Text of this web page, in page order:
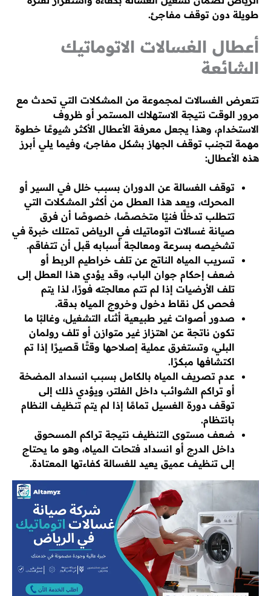
طويلة دون توقف مفاجئ.
أعطال الغسالات الاتوماتيك
الشائعة
تتعرض الغسالات لمجموعة من المشكلات التي تحدث مع
مرور الوقت نتيجة الاستهلاك المستمر أو ظروف
الاستخدام، وهذا يجعل معرفة الأعطال الأكثر شيوعًا خطوة
مهمة لتجنب توقف الجهاز بشكل مفاجئ، وفيما يلي أبرز
هذه الأعطال:
توقف الغسالة عن الدوران بسبب خلل في السير أو
المحرك، ويعد هذا العطل من أكثر المشكلات التي
تتطلب تدخلًا فنيًا متخصصًا، خصوصًا أن فرق
صيانة غسالات اتوماتيك في الرياض تمتلك خبرة في
تشخيصه بسرعة ومعالجة أسبابه قبل أن تتفاقم.
تسريب المياه الناتج عن تلف خراطيم الربط أو
ضعف إحكام جوان الباب، وقد يؤدي هذا العطل إلى
تلف الأرضيات إذا لم تتم معالجته فورًا، لذا يتم
فحص كل نقاط دخول وخروج المياه بدقة.
صدور أصوات غير طبيعية أثناء التشغيل، وغالبًا ما
تكون ناتجة عن اهتزاز غير متوازن أو تلف رولمان
البلي، وتستغرق عملية إصلاحها وقتًا قصيرًا إذا تم
اكتشافها مبكرًا.
عدم تصريف المياه بالكامل بسبب انسداد المضخة
أو تراكم الشوائب داخل الفلتر، ويؤدي ذلك إلى
توقف دورة الغسيل تمامًا إذا لم يتم تنظيف النظام
بانتظام.
ضعف مستوى التنظيف نتيجة تراكم المسحوق
داخل الدرج أو انسداد فتحات المياه، وهو ما يحتاج
إلى تنظيف عميق يعيد للغسالة كفاءتها المعتادة.